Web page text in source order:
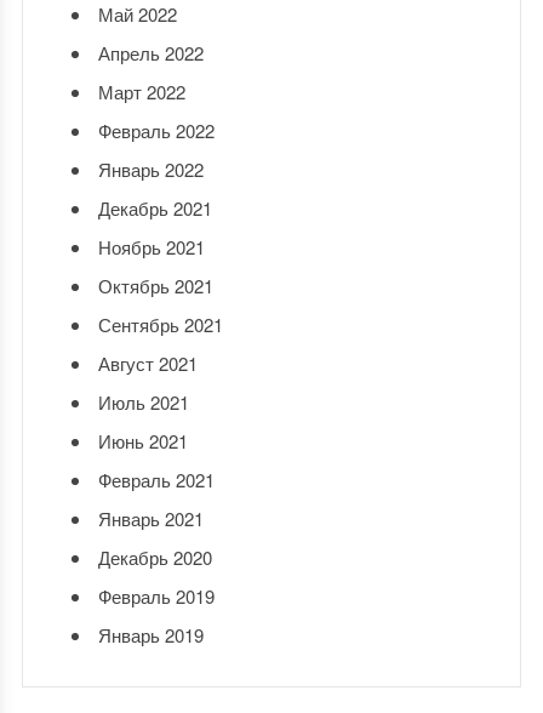
Май 2022
Апрель 2022
Март 2022
Февраль 2022
Январь 2022
Декабрь 2021
Ноябрь 2021
Октябрь 2021
Сентябрь 2021
Август 2021
Июль 2021
Июнь 2021
Февраль 2021
Январь 2021
Декабрь 2020
Февраль 2019
Январь 2019